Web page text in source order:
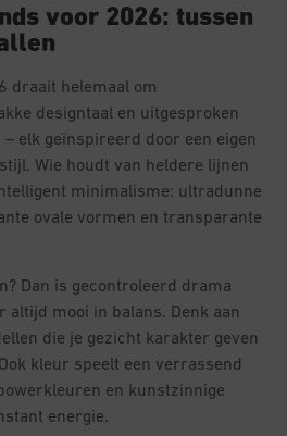
voor 2026: tussen
draait helemaal om
designtaal en uitgesproken
elk geïnspireerd door een eigen
Wie houdt van heldere lijnen
minimalisme: ultradunne
ovale vormen en transparante
Dan is gecontroleerd drama
altijd mooi in balans. Denk aan
die je gezicht karakter geven
kleur speelt een verrassend
en kunstzinnige
energie.